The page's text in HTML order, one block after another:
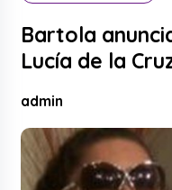
Bartola
Lucía de la
admin